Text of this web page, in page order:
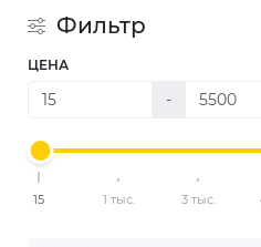
Фильтр
ЦЕНА
-
15 1 тыс. 3 тыс.